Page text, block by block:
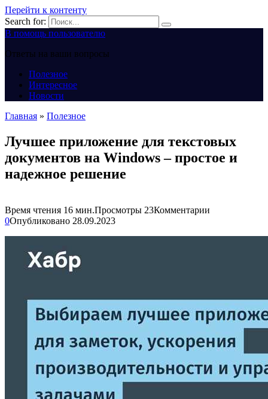
Перейти к контенту
Search for:
В помощь пользователю
Ответы на ваши вопросы
Полезное
Интересное
Новости
Главная » Полезное
Лучшее приложение для текстовых
документов на Windows – простое и
надежное решение
Время чтения 16 мин.Просмотры 23Комментарии
0Опубликовано 28.09.2023